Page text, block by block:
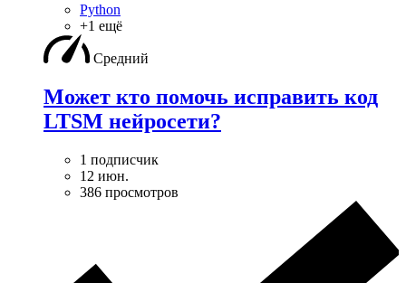
Python
+1 ещё
Средний
Может кто помочь исправить код
LTSM нейросети?
1 подписчик
12 июн.
386 просмотров